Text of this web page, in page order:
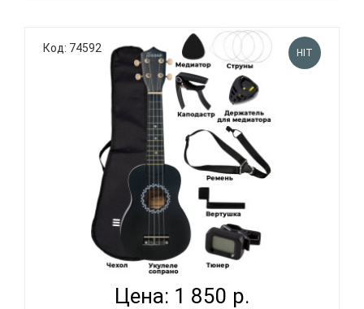
KOHALA KPP-S, тюнер и чехол. Корпус укулеле
KOHALA KPP-S полностью изготовлен из
древесины липы. Установлены хромированные
колки, обеспечивающие стабильность и точность
настройки, итальянские струны Aquila, ч..
Код: 74592 HIT
TERRIS JUS-10 PACK BK - УКУЛЕЛЕ КОМПЛЕКТ...
Цена: 1 850 р.